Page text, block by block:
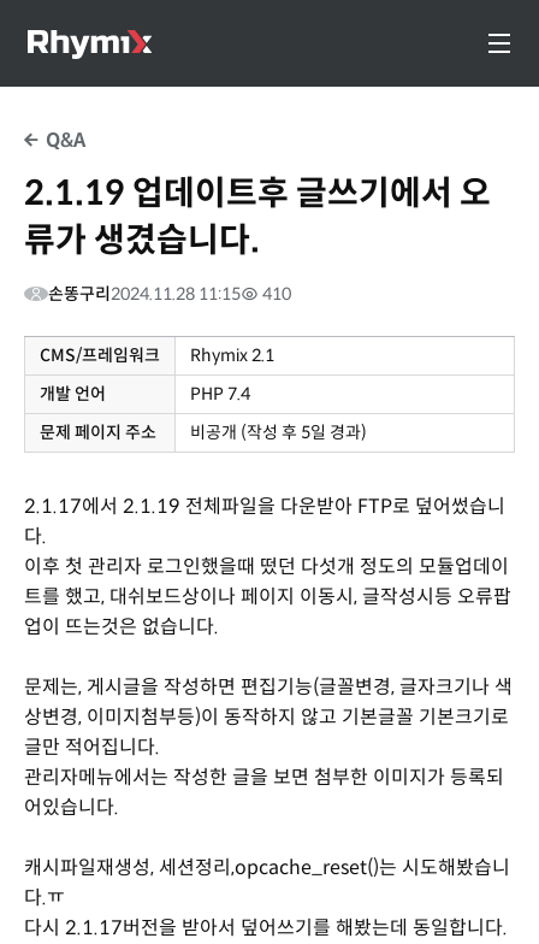
Q&A
2.1.19 업데이트후 글쓰기에서 오
류가 생겼습니다.
손똥구리2024.11.28 11:15 410
CMS/프레임워크
Rhymix 2.1
개발 언어
PHP 7.4
문제 페이지 주소
비공개 (작성 후 5일 경과)
2.1.17에서 2.1.19 전체파일을 다운받아 FTP로 덮어썼습니
다.
이후 첫 관리자 로그인했을때 떴던 다섯개 정도의 모듈업데이
트를 했고, 대쉬보드상이나 페이지 이동시, 글작성시등 오류팝
업이 뜨는것은 없습니다.
문제는, 게시글을 작성하면 편집기능(글꼴변경, 글자크기나 색
상변경, 이미지첨부등)이 동작하지 않고 기본글꼴 기본크기로
글만 적어집니다.
관리자메뉴에서는 작성한 글을 보면 첨부한 이미지가 등록되
어있습니다.
캐시파일재생성, 세션정리,opcache_reset()는 시도해봤습니
다.ㅠ
다시 2.1.17버전을 받아서 덮어쓰기를 해봤는데 동일합니다.